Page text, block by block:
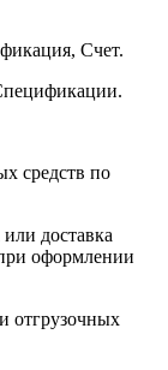
Счет.
средств по
доставка
оформлении
отгрузочных